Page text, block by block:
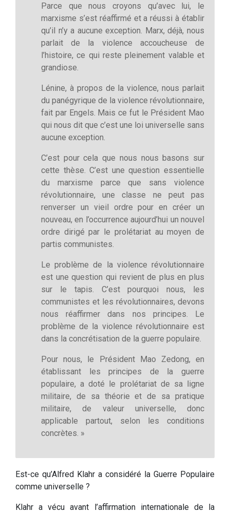
Parce que nous croyons qu’avec lui, le
marxisme s’est réaffirmé et a réussi à établir
qu’il n’y a aucune exception. Marx, déjà, nous
parlait de la violence accoucheuse de
l’histoire, ce qui reste pleinement valable et
grandiose.
Lénine, à propos de la violence, nous parlait
du panégyrique de la violence révolutionnaire,
fait par Engels. Mais ce fut le Président Mao
qui nous dit que c’est une loi universelle sans
aucune exception.
C’est pour cela que nous nous basons sur
cette thèse. C’est une question essentielle
du marxisme parce que sans violence
révolutionnaire, une classe ne peut pas
renverser un vieil ordre pour en créer un
nouveau, en l’occurrence aujourd’hui un nouvel
ordre dirigé par le prolétariat au moyen de
partis communistes.
Le problème de la violence révolutionnaire
est une question qui revient de plus en plus
sur le tapis. C’est pourquoi nous, les
communistes et les révolutionnaires, devons
nous réaffirmer dans nos principes. Le
problème de la violence révolutionnaire est
dans la concrétisation de la guerre populaire.
Pour nous, le Président Mao Zedong, en
établissant les principes de la guerre
populaire, a doté le prolétariat de sa ligne
militaire, de sa théorie et de sa pratique
militaire, de valeur universelle, donc
applicable partout, selon les conditions
concrètes. »
Est-ce qu’Alfred Klahr a considéré la Guerre Populaire
comme universelle ?
Klahr a vécu avant l’affirmation internationale de la